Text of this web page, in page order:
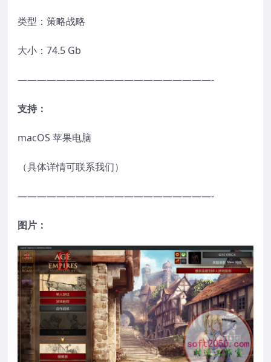
类型：策略战略
大小：74.5 Gb
————————————————————-
支持：
macOS 苹果电脑
（具体详情可联系我们）
————————————————————-
图片：